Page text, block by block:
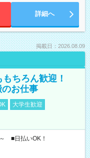
詳細へ
掲載日：2026.08.09
ちろん歓迎！
お仕事
大学生歓迎
■日払いOK！